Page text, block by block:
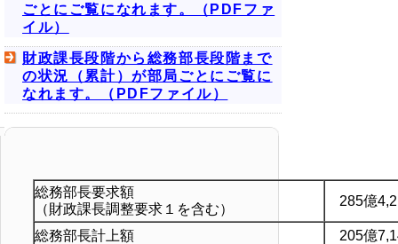
ごとにご覧になれます。（PDFファ
イル）
財政課長段階から総務部長段階まで
の状況（累計）が部局ごとにご覧に
なれます。（PDFファイル）
総務部長要求額
（財政課長調整要求１を含む）
285億
総務部長計上額
205億